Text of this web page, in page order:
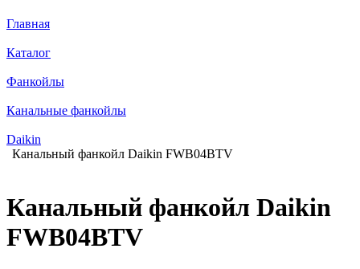
Главная
Каталог
Фанкойлы
Канальные фанкойлы
Daikin
Канальный фанкойл Daikin FWB04BTV
Канальный фанкойл Daikin
FWB04BTV